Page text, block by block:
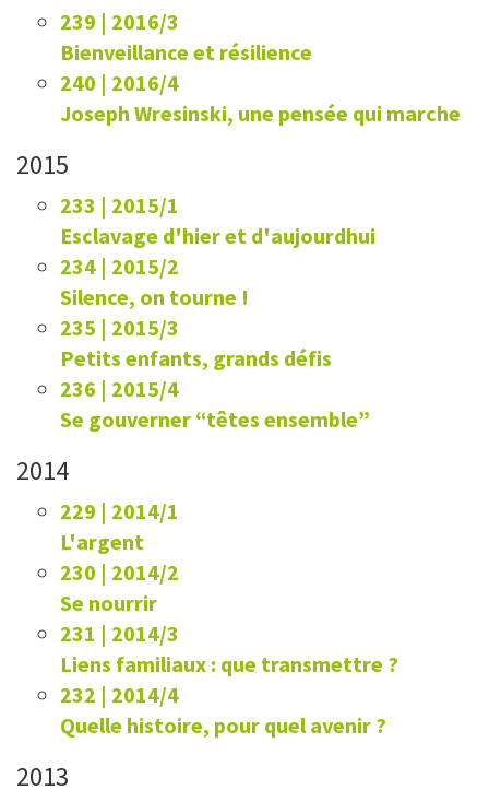
239 | 2016/3
Bienveillance et résilience
240 | 2016/4
Joseph Wresinski, une pensée qui marche
2015
233 | 2015/1
Esclavage d'hier et d'aujourdhui
234 | 2015/2
Silence, on tourne !
235 | 2015/3
Petits enfants, grands défis
236 | 2015/4
Se gouverner “têtes ensemble”
2014
229 | 2014/1
L'argent
230 | 2014/2
Se nourrir
231 | 2014/3
Liens familiaux : que transmettre ?
232 | 2014/4
Quelle histoire, pour quel avenir ?
2013